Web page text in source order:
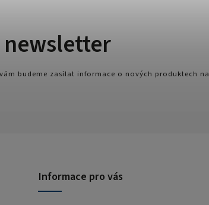
Informace pro vás
budeme zasílat informace o nových produktech na